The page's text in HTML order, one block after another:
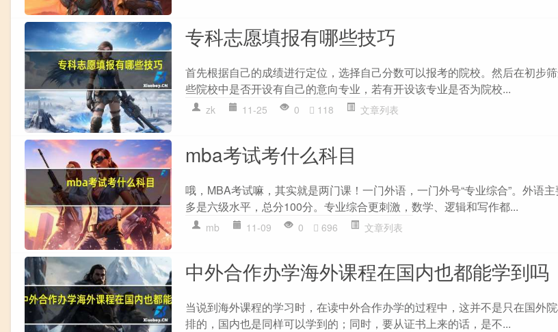
专科志愿填报有哪些技巧
首先根据自己的成绩进行定位，选择自己分数可以报考的院校。然后在初步
些院校中是否开设有自己的意向专业，若有开设该专业是否为院校...
zk 11-25 0 118 文章列表
mba考试考什么科目
哦，MBA考试嘛，其实就是两门课！一门外语，一门外号“专业综合”。外语
多是六级水平，总分100分。专业综合更刺激，数学、逻辑和写作都...
mb 11-09 0 696 文章列表
中外合作办学海外课程在国内也都能学到吗
当说到海外课程的学习时，在读中外合作办学的过程中，这并不是只在国外
排的，国内也是同样可以学到的；同时，要从证书上来的话，是不...